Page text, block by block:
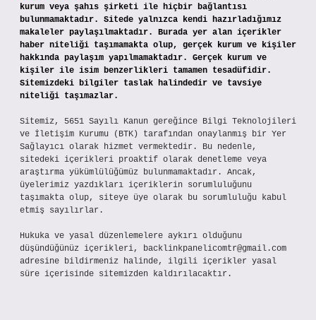
kurum veya şahıs şirketi ile hiçbir bağlantısı
bulunmamaktadır. Sitede yalnızca kendi hazırladığımız
makaleler paylaşılmaktadır. Burada yer alan içerikler
haber niteliği taşımamakta olup, gerçek kurum ve kişiler
hakkında paylaşım yapılmamaktadır. Gerçek kurum ve
kişiler ile isim benzerlikleri tamamen tesadüfidir.
Sitemizdeki bilgiler taslak halindedir ve tavsiye
niteliği taşımazlar.
Sitemiz, 5651 Sayılı Kanun gereğince Bilgi Teknolojileri
ve İletişim Kurumu (BTK) tarafından onaylanmış bir Yer
Sağlayıcı olarak hizmet vermektedir. Bu nedenle,
sitedeki içerikleri proaktif olarak denetleme veya
araştırma yükümlülüğümüz bulunmamaktadır. Ancak,
üyelerimiz yazdıkları içeriklerin sorumluluğunu
taşımakta olup, siteye üye olarak bu sorumluluğu kabul
etmiş sayılırlar.
Hukuka ve yasal düzenlemelere aykırı olduğunu
düşündüğünüz içerikleri, backlinkpanelicomtr@gmail.com
adresine bildirmeniz halinde, ilgili içerikler yasal
süre içerisinde sitemizden kaldırılacaktır.